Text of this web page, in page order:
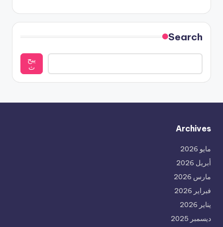
Search
يبح
ث
Archives
مايو 2026
أبريل 2026
مارس 2026
فبراير 2026
يناير 2026
ديسمبر 2025